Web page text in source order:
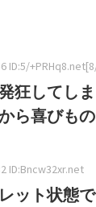
ID:5/
狂してし
ら喜びも
ID:Bncw32xr.net
ット状態